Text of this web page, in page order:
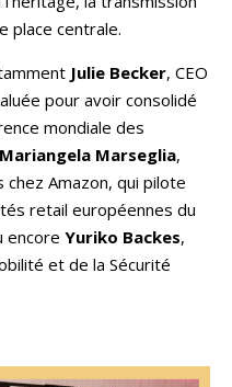
place centrale.
Julie Becker, CEO
pour avoir consolidé
mondiale des
Mariangela Marseglia,
Amazon, qui pilote
retail européennes du
encore Yuriko Backes,
et de la Sécurité